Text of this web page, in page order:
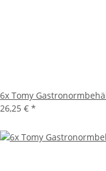
6x Tomy
26,25 € *